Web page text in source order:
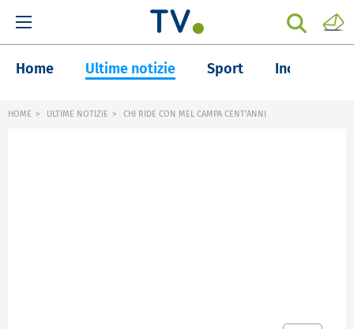
Home Ultime notizie Sport Inchieste
HOME ULTIME NOTIZIE CHI RIDE CON MEL CAMPA CENT'ANNI